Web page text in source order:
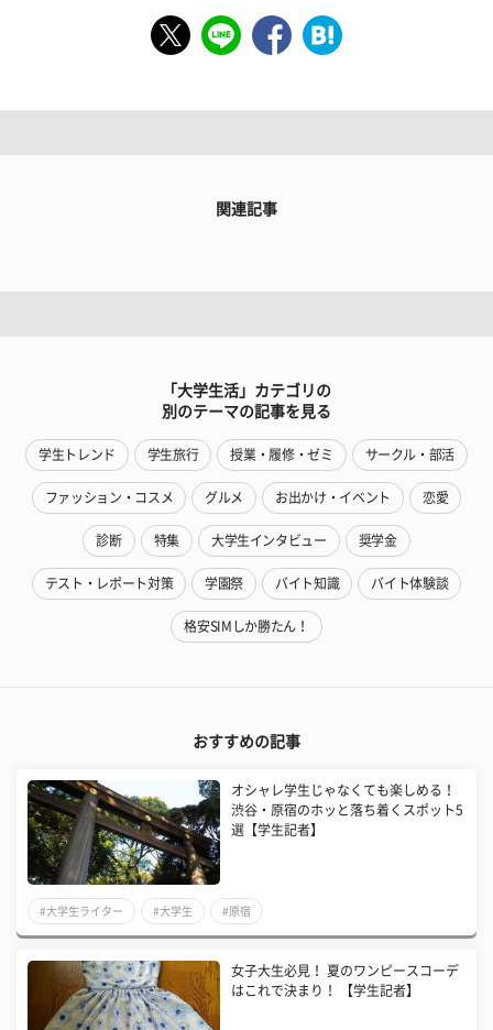
関連記事
「大学生活」カテゴリの
別のテーマの記事を見る
学生トレンド 学生旅行 授業・履修・ゼミ サークル・部活
ファッション・コスメ グルメ お出かけ・イベント 恋愛
診断 特集 大学生インタビュー 奨学金
テスト・レポート対策 学園祭 バイト知識 バイト体験談
格安SIMしか勝たん！
おすすめの記事
オシャレ学生じゃなくても楽しめる！
渋谷・原宿のホッと落ち着くスポット5
選【学生記者】
#大学生ライター #大学生 #原宿
女子大生必見！ 夏のワンピースコーデ
はこれで決まり！ 【学生記者】